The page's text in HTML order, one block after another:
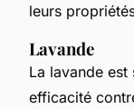
leurs
Lavande
La lavande
efficacité